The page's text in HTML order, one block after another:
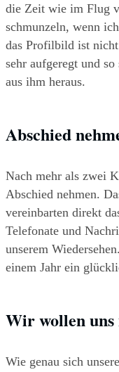
die Zeit wie im Flug
schmunzeln, wenn
das Profilbild ist
sehr aufgeregt und
aus ihm heraus.
Abschied
Nach mehr als zwei
Abschied nehmen.
vereinbarten direkt
Telefonate und
unserem
einem Jahr ein
Wir wollen uns
Wie genau sich